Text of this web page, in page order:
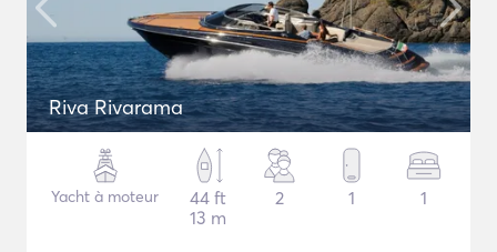
Riva Rivarama
Yacht à moteur
44 ft
13 m
2 1 1